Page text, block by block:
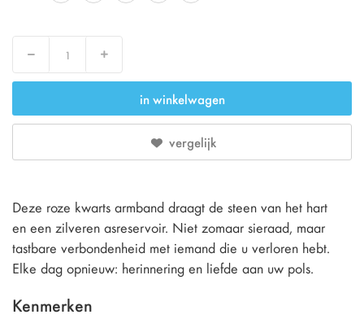
Verlaag Verhoog
in winkelwagen
vergelijk
Deze roze kwarts armband draagt de steen van het hart
en een zilveren asreservoir. Niet zomaar sieraad, maar
tastbare verbondenheid met iemand die u verloren hebt.
Elke dag opnieuw: herinnering en liefde aan uw pols.
Kenmerken